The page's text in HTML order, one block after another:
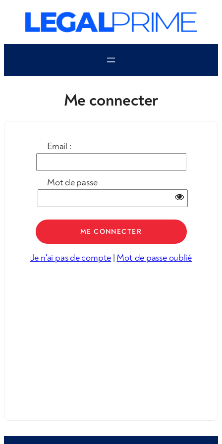
contenu
Me connecter
Email :
Mot de passe
Je n'ai pas de compte | Mot de passe oublié